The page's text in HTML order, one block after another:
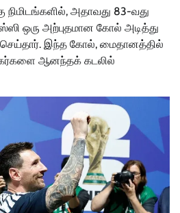
நிமிடங்களில், அதாவது 83-வது
ஒரு அற்புதமான கோல் அடித்து
இந்த கோல், மைதானத்தில்
ஆனந்தக் கடலில்